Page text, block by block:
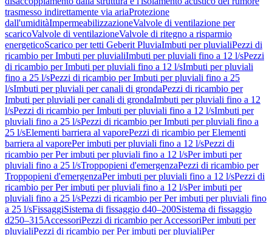
trasmesso indirettamente via ariaProtezione
dall'umiditàImpermeabilizzazioneValvole di ventilazione per
scaricoValvole di ventilazioneValvole di ritegno a risparmio
energeticoScarico per tetti Geberit PluviaImbuti per pluvialiPezzi di
ricambio per Imbuti per pluvialiImbuti per pluviali fino a 12 l/sPezzi
di ricambio per Imbuti per pluviali fino a 12 l/sImbuti per pluviali
fino a 25 l/sPezzi di ricambio per Imbuti per pluviali fino a 25
l/sImbuti per pluviali per canali di grondaPezzi di ricambio per
Imbuti per pluviali per canali di grondaImbuti per pluviali fino a 12
l/sPezzi di ricambio per Imbuti per pluviali fino a 12 l/sImbuti per
pluviali fino a 25 l/sPezzi di ricambio per Imbuti per pluviali fino a
25 l/sElementi barriera al vaporePezzi di ricambio per Elementi
barriera al vaporePer imbuti per pluviali fino a 12 l/sPezzi di
ricambio per Per imbuti per pluviali fino a 12 l/sPer imbuti per
pluviali fino a 25 l/sTroppopieni d'emergenzaPezzi di ricambio per
Troppopieni d'emergenzaPer imbuti per pluviali fino a 12 l/sPezzi di
ricambio per Per imbuti per pluviali fino a 12 l/sPer imbuti per
pluviali fino a 25 l/sPezzi di ricambio per Per imbuti per pluviali fino
a 25 l/sFissaggiSistema di fissaggio d40–200Sistema di fissaggio
d250–315AccessoriPezzi di ricambio per AccessoriPer imbuti per
pluvialiPezzi di ricambio per Per imbuti per pluvialiPer